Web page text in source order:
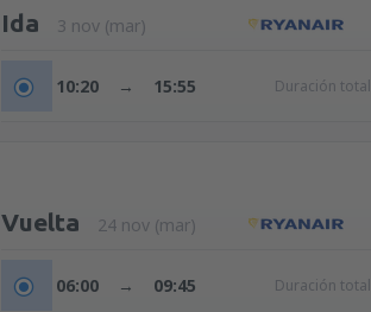
Ida 3 nov (mar)
10:20 → 15:55 Duración
Vuelta 24 nov (mar)
06:00 → 09:45 Duración